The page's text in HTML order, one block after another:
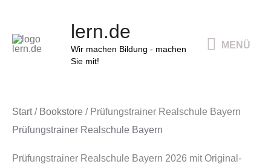
springen
lern.de
Wir machen Bildung - machen
Sie mit!
MENÜ
Start/ Bookstore / Prüfungstrainer Realschule Bayern
Prüfungstrainer Realschule Bayern
Prüfungstrainer Realschule Bayern 2026 mit Original-